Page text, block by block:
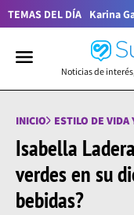
TEMAS DEL DÍA Karina
Noticias de
INICIO ESTILO DE VIDA
Isabella
verdes en su
bebidas?